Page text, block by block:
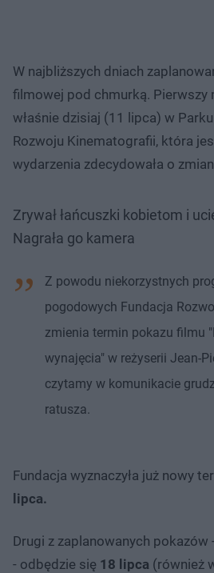
W najbliższych dniach
filmowej pod chmurką. Pierwszy
właśnie dzisiaj (11 lipca) w
Rozwoju Kinematografii, która
wydarzenia zdecydowała o
Zrywał łańcuszki kobietom i
Nagrała go kamera
Z powodu niekorzystnych
pogodowych Fundacja
zmienia termin pokazu filmu
wynajęcia" w reżyserii Jean-
czytamy w komunikacie
ratusza.
Fundacja wyznaczyła już nowy
lipca.
Drugi z zaplanowanych
- odbędzie się 18 lipca (również